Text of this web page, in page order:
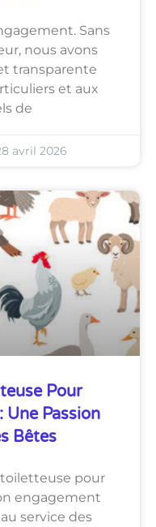
Sans
nous avons
transparente
et aux
de
avril 2026
Pour
Une Passion
Bêtes
pour
engagement
service des